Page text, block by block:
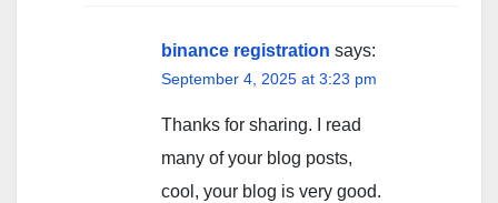
binance registration says:
September 4, 2025 at 3:23 pm
Thanks for sharing. I read
many of your blog posts,
cool, your blog is very good.